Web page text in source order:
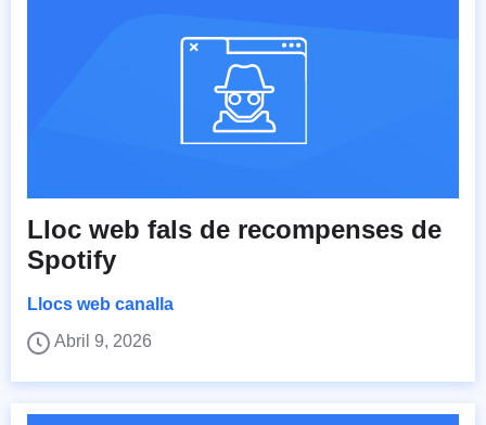
Lloc web fals de recompenses de
Spotify
Llocs web canalla
Abril 9, 2026